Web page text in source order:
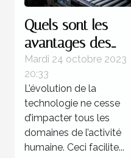
Quels sont les
avantages des
systèmes
d’automatisations ?
Mardi 24 octobre 2023
20:33
L’évolution de la
technologie ne cesse
d’impacter tous les
domaines de l’activité
humaine. Ceci facilite...